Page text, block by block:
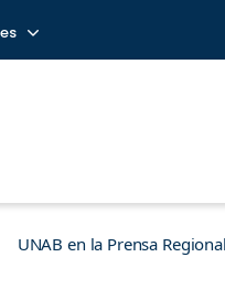
UNAB en la Prensa Regional